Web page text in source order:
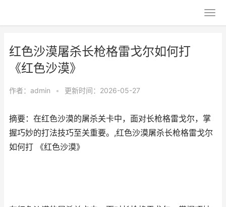
红色沙漠屠杀长枪格雷戈尔如何打
《红色沙漠》
作者： admin • 更新时间：2026-05-27
摘要：在红色沙漠的屠杀关卡中，面对长枪格雷戈尔，掌
握巧妙的打法技巧至关重要。,红色沙漠屠杀长枪格雷戈尔
如何打 《红色沙漠》